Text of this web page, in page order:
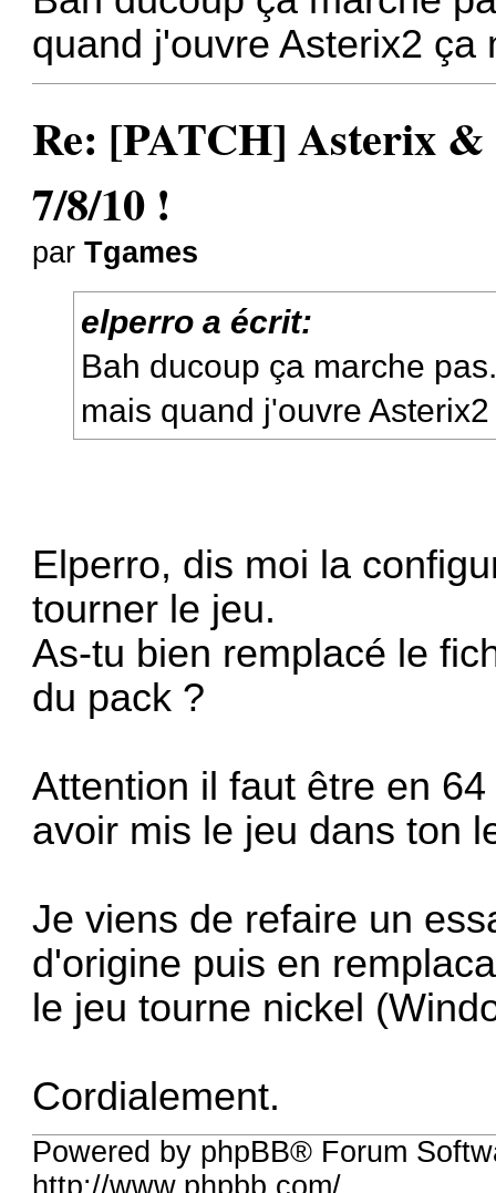
quand j'ouvre Asterix2 ça
Re: [PATCH] Asterix
7/8/10 !
parTgames
elperro a écrit:
Bah ducoup ça marche
mais quand j'ouvre
Elperro, dis moi la
tourner le jeu.
As-tu bien remplacé le
du pack ?
Attention il faut être en
avoir mis le jeu dans ton
Je viens de refaire un
d'origine puis en
le jeu tourne nickel
Cordialement.
Powered by phpBB® Forum